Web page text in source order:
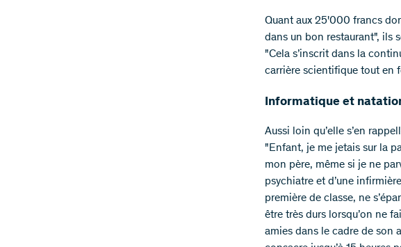
Quant aux 25'000 francs
dans un bon restaurant", ils
"Cela s’inscrit dans la
carrière scientifique tout en
Informatique et
Aussi loin qu’elle s’en
"Enfant, je me jetais sur la
mon père, même si je ne
psychiatre et d’une
première de classe, ne
être très durs lorsqu’on ne
amies dans le cadre de son